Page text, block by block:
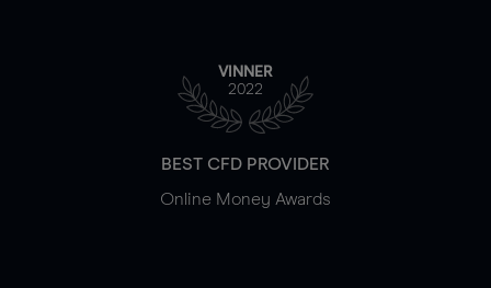
VINNER
2022
BEST CFD PROVIDER
Online Money Awards